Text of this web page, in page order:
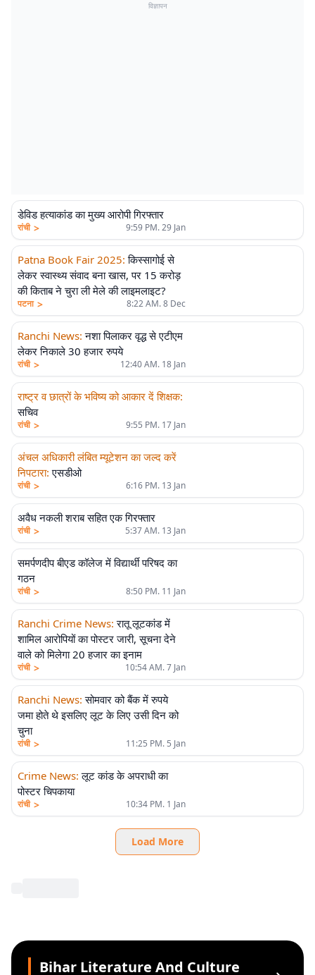
विज्ञापन
डेविड हत्याकांड का मुख्य आरोपी गिरफ्तार
रांची > 9:59 PM. 29 Jan
Patna Book Fair 2025: किस्सागोई से
लेकर स्वास्थ्य संवाद बना खास, पर 15 करोड़
की किताब ने चुरा ली मेले की लाइमलाइट?
पटना > 8:22 AM. 8 Dec
Ranchi News: नशा पिलाकर वृद्ध से एटीएम
लेकर निकाले 30 हजार रुपये
रांची > 12:40 AM. 18 Jan
राष्ट्र व छात्रों के भविष्य को आकार दें शिक्षक:
सचिव
रांची > 9:55 PM. 17 Jan
अंचल अधिकारी लंबित म्यूटेशन का जल्द करें
निपटारा: एसडीओ
रांची > 6:16 PM. 13 Jan
अवैध नकली शराब सहित एक गिरफ्तार
रांची > 5:37 AM. 13 Jan
समर्पणदीप बीएड कॉलेज में विद्यार्थी परिषद का
गठन
रांची > 8:50 PM. 11 Jan
Ranchi Crime News: रातू लूटकांड में
शामिल आरोपियों का पोस्टर जारी, सूचना देने
वाले को मिलेगा 20 हजार का इनाम
रांची > 10:54 AM. 7 Jan
Ranchi News: सोमवार को बैंक में रुपये
जमा होते थे इसलिए लूट के लिए उसी दिन को
चुना
रांची > 11:25 PM. 5 Jan
Crime News: लूट कांड के अपराधी का
पोस्टर चिपकाया
रांची > 10:34 PM. 1 Jan
Load More
Bihar Literature And Culture